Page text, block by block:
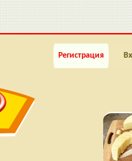
Регистрация